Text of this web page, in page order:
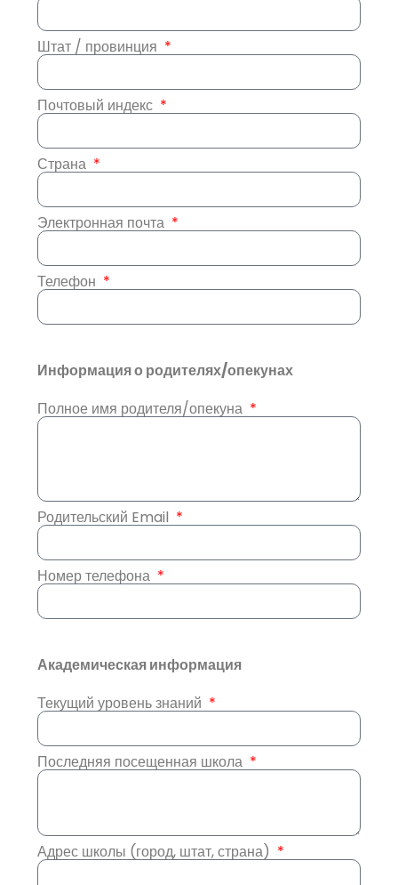
Штат / провинция
Почтовый индекс
Страна
Электронная почта
Телефон
Информация о родителях/опекунах
Полное имя родителя/опекуна
Родительский Email
Номер телефона
Академическая информация
Текущий уровень знаний
Последняя посещенная школа
Адрес школы (город, штат, страна)